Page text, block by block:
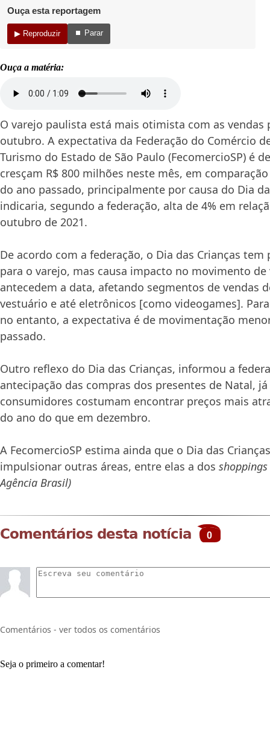
Ouça esta reportagem
▶ Reproduzir ⏹ Parar
Ouça a matéria:
O varejo paulista está mais otimista com as vendas
outubro. A expectativa da Federação do Comércio
Turismo do Estado de São Paulo (FecomercioSP) é
cresçam R$ 800 milhões neste mês, em
do ano passado, principalmente por causa do Dia
indicaria, segundo a federação, alta de 4% em
outubro de 2021.
De acordo com a federação, o Dia das Crianças
para o varejo, mas causa impacto no movimento de
antecedem a data, afetando segmentos de vendas
vestuário e até eletrônicos [como videogames].
no entanto, a expectativa é de movimentação
passado.
Outro reflexo do Dia das Crianças, informou a
antecipação das compras dos presentes de Natal,
consumidores costumam encontrar preços mais
do ano do que em dezembro.
A FecomercioSP estima ainda que o Dia das
impulsionar outras áreas, entre elas a dos
Agência Brasil)
Comentários desta notícia 0
Comentários - ver todos os comentários
Seja o primeiro a comentar!